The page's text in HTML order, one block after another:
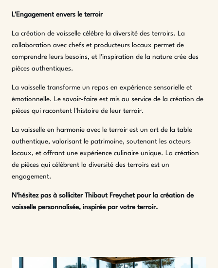
L'Engagement envers le terroir
La création de vaisselle célèbre la diversité des terroirs. La
collaboration avec chefs et producteurs locaux permet de
comprendre leurs besoins, et l'inspiration de la nature crée des
pièces authentiques.
La vaisselle transforme un repas en expérience sensorielle et
émotionnelle. Le savoir-faire est mis au service de la création de
pièces qui racontent l'histoire de leur terroir.
La vaisselle en harmonie avec le terroir est un art de la table
authentique, valorisant le patrimoine, soutenant les acteurs
locaux, et offrant une expérience culinaire unique. La création
de pièces qui célèbrent la diversité des terroirs est un
engagement.
N'hésitez pas à solliciter Thibaut Freychet pour la création de
vaisselle personnalisée, inspirée par votre terroir.